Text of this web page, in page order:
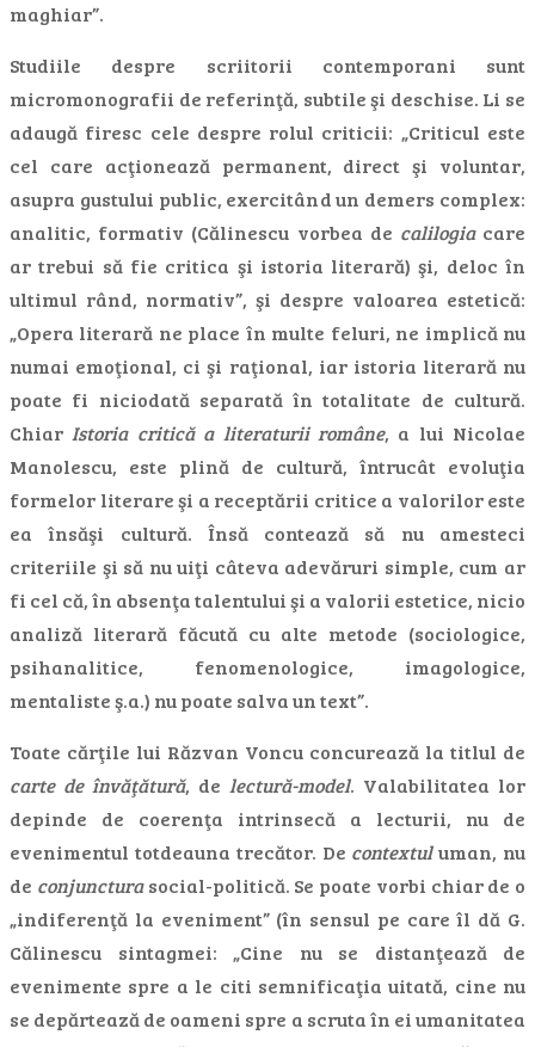
maghiar”.
Studiile despre scriitorii contemporani sunt
micromonografii de referinţă, subtile şi deschise. Li se
adaugă firesc cele despre rolul criticii: „Criticul este
cel care acţionează permanent, direct şi voluntar,
asupra gustului public, exercitând un demers complex:
analitic, formativ (Călinescu vorbea de calilogia care
ar trebui să fie critica şi istoria literară) şi, deloc în
ultimul rând, normativ”, şi despre valoarea estetică:
„Opera literară ne place în multe feluri, ne implică nu
numai emoţional, ci şi raţional, iar istoria literară nu
poate fi niciodată separată în totalitate de cultură.
Chiar Istoria critică a literaturii române, a lui Nicolae
Manolescu, este plină de cultură, întrucât evoluţia
formelor literare şi a receptării critice a valorilor este
ea însăşi cultură. Însă contează să nu amesteci
criteriile şi să nu uiţi câteva adevăruri simple, cum ar
fi cel că, în absenţa talentului şi a valorii estetice, nicio
analiză literară făcută cu alte metode (sociologice,
psihanalitice, fenomenologice, imagologice,
mentaliste ş.a.) nu poate salva un text”.
Toate cărţile lui Răzvan Voncu concurează la titlul de
carte de învăţătură, de lectură-model. Valabilitatea lor
depinde de coerenţa intrinsecă a lecturii, nu de
evenimentul totdeauna trecător. De contextuluman, nu
de conjuncturasocial-politică. Se poate vorbi chiar de o
„indiferenţă la eveniment” (în sensul pe care îl dă G.
Călinescu sintagmei: „Cine nu se distanţează de
evenimente spre a le citi semnificaţia uitată, cine nu
se depărtează de oameni spre a scruta în ei umanitatea